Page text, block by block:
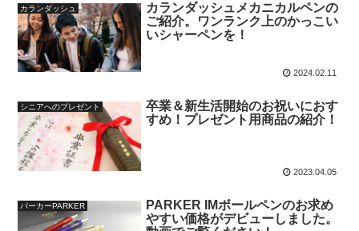
カランダッシュ
カランダッシュメカニカルペンの
ご紹介。ワンランク上のかっこい
いシャーペンを！
2024.02.11
シニアへのプレゼント
卒業＆新生活開始のお祝いにおす
すめ！プレゼント用商品の紹介！
2023.04.05
パーカーPARKER
PARKER IMボールペンのお求め
やすい価格がデビューしました。